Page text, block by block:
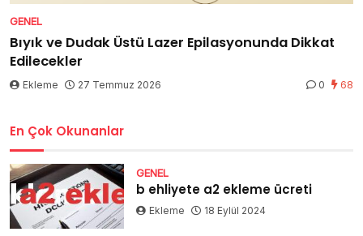
GENEL
Bıyık ve Dudak Üstü Lazer Epilasyonunda Dikkat
Edilecekler
Ekleme 27 Temmuz 2026 0 68
En Çok Okunanlar
GENEL
b ehliyete a2 ekleme ücreti
Ekleme 18 Eylül 2024